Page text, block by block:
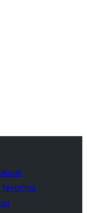
favoritos